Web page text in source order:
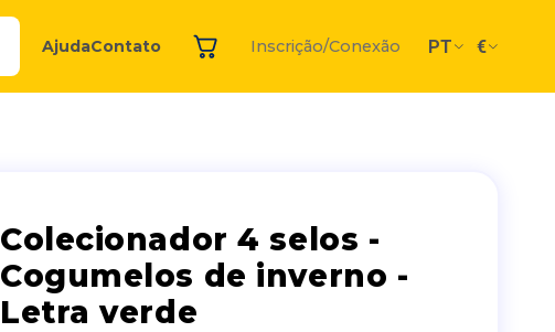
AjudaContato Inscrição/Conexão PT €
Colecionador 4 selos -
Cogumelos de inverno -
Letra verde